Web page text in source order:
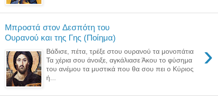
Μπροστά στον Δεσπότη του
Ουρανού και της Γης (Ποίημα)
›
Βάδισε, πέτα, τρέξε στου ουρανού τα μονοπάτια
Τα χέρια σου άνοιξε, αγκάλιασε Άκου το φύσημα
του ανέμου τα μυστικά που θα σου πει ο Κύριος
ή...